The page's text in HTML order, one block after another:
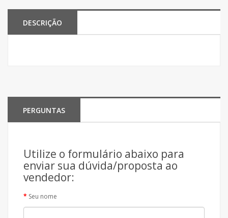
DESCRIÇÃO
PERGUNTAS
Utilize o formulário abaixo para
enviar sua dúvida/proposta ao
vendedor:
Seu nome